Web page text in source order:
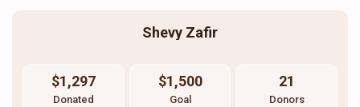
Shevy Zafir
$1,297
Donated
$1,500
Goal
21
Donors